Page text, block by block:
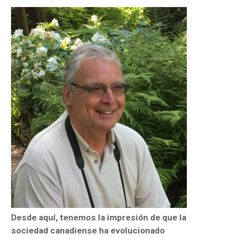
Desde aquí, tenemos la impresión de que la
sociedad canadiense ha evolucionado